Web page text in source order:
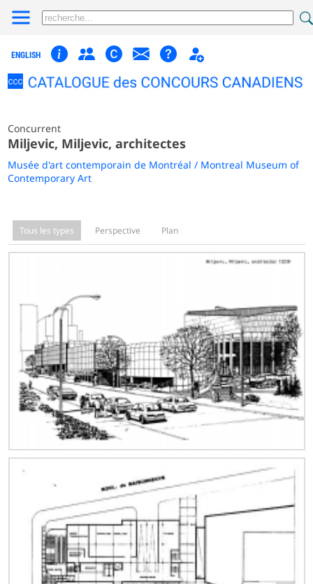
ENGLISH
Concurrent
Miljevic, Miljevic, architectes
Musée d'art contemporain de Montréal / Montreal Museum of
Contemporary Art
Tous les types Perspective Plan